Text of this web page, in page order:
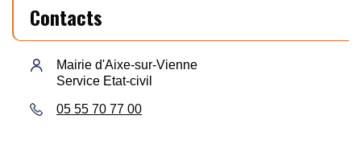
Contacts
Mairie d'Aixe-sur-Vienne
Service Etat-civil
05 55 70 77 00